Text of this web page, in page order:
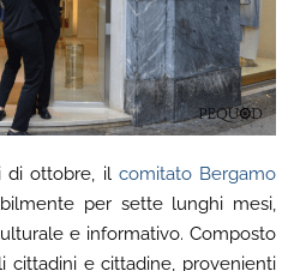
di ottobre, il comitato Bergamo
per sette lunghi mesi,
e informativo. Composto
cittadini e cittadine, provenienti